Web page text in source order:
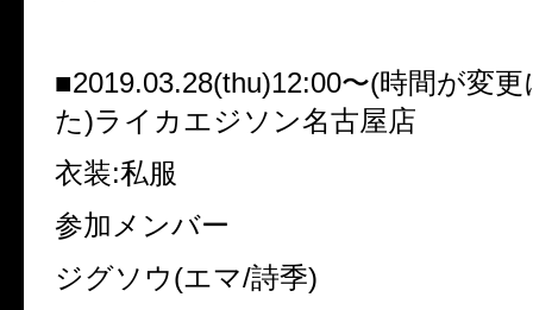
■2019.03.28(thu)12:00〜(時間が変
た)ライカエジソン名古屋店
衣装:私服
参加メンバー
ジグソウ(エマ/詩季)